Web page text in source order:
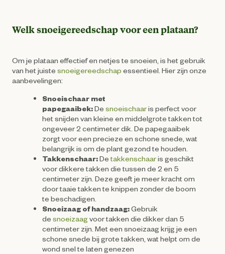
Welk snoeigereedschap voor een plataan?
Om je plataan effectief en netjes te snoeien, is het gebruik
van het juiste snoeigereedschap essentieel. Hier zijn onze
aanbevelingen:
Snoeischaar met
papegaaibek:De snoeischaaris perfect voor
het snijden van kleine en middelgrote takken tot
ongeveer 2 centimeter dik. De papegaaibek
zorgt voor een precieze en schone snede, wat
belangrijk is om de plant gezond te houden.
Takkenschaar:Detakkenschaaris geschikt
voor dikkere takken die tussen de 2 en 5
centimeter zijn. Deze geeft je meer kracht om
door taaie takken te knippen zonder de boom
te beschadigen.
Snoeizaag of handzaag:Gebruik
de snoeizaag voor takken die dikker dan 5
centimeter zijn. Met een snoeizaag krijg je een
schone snede bij grote takken, wat helpt om de
wond snel te laten genezen